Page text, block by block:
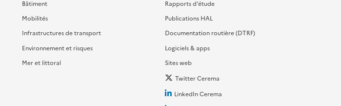
Bâtiment
Mobilités
Infrastructures de transport
Environnement et risques
Mer et littoral
Rapports d'étude
Publications HAL
Documentation routière (DTRF)
Logiciels & apps
Sites web
Twitter Cerema
LinkedIn Cerema